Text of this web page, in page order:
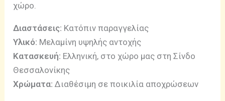
χώρο.
Διαστάσεις: Κατόπιν παραγγελίας
Υλικό: Μελαμίνη υψηλής αντοχής
Κατασκευή: Ελληνική, στο χώρο μας στη Σίνδο
Θεσσαλονίκης
Χρώματα: Διαθέσιμη σε ποικιλία αποχρώσεων